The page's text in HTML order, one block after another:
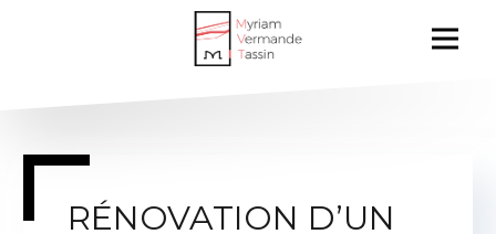
RÉNOVATION D’UN